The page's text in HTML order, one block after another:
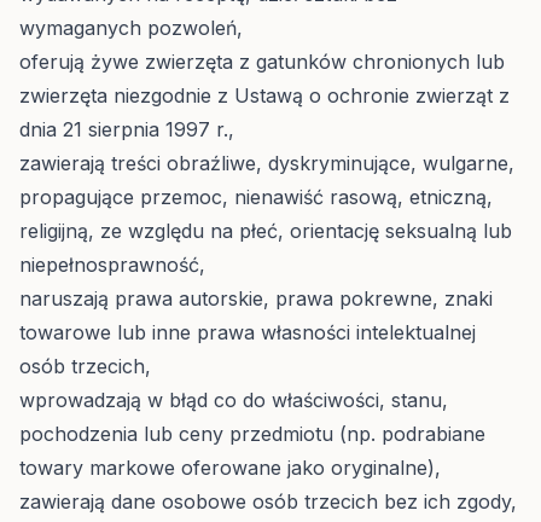
wymaganych pozwoleń,
oferują żywe zwierzęta z gatunków chronionych lub
zwierzęta niezgodnie z Ustawą o ochronie zwierząt z
dnia 21 sierpnia 1997 r.,
zawierają treści obraźliwe, dyskryminujące, wulgarne,
propagujące przemoc, nienawiść rasową, etniczną,
religijną, ze względu na płeć, orientację seksualną lub
niepełnosprawność,
naruszają prawa autorskie, prawa pokrewne, znaki
towarowe lub inne prawa własności intelektualnej
osób trzecich,
wprowadzają w błąd co do właściwości, stanu,
pochodzenia lub ceny przedmiotu (np. podrabiane
towary markowe oferowane jako oryginalne),
zawierają dane osobowe osób trzecich bez ich zgody,